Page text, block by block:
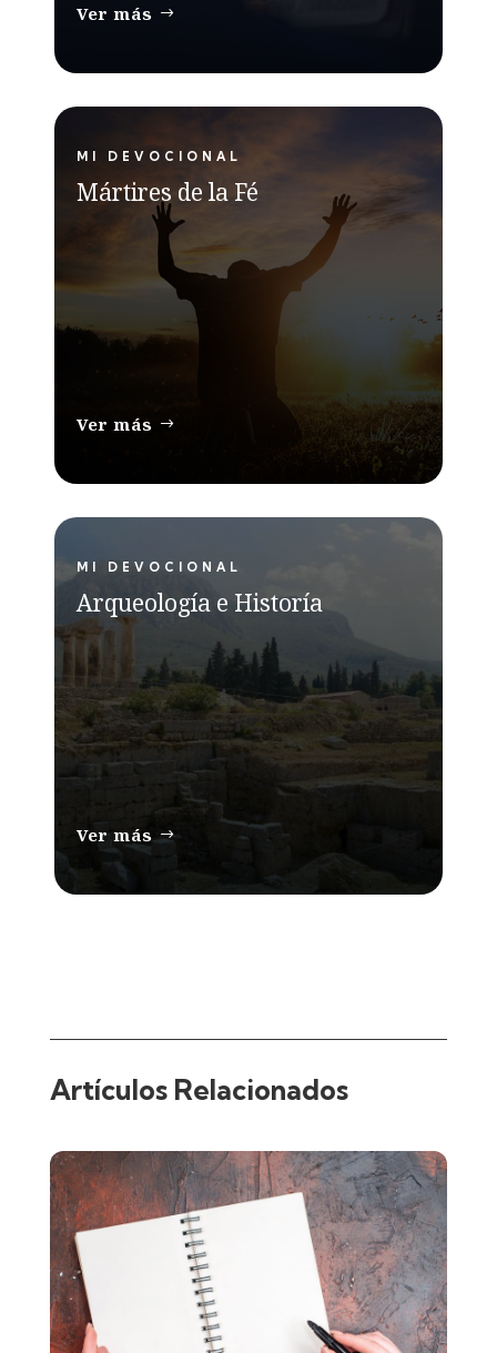
Ver más
MI DEVOCIONAL
Mártires de la Fé
Ver más
MI DEVOCIONAL
Arqueología e Historía
Ver más
Artículos Relacionados